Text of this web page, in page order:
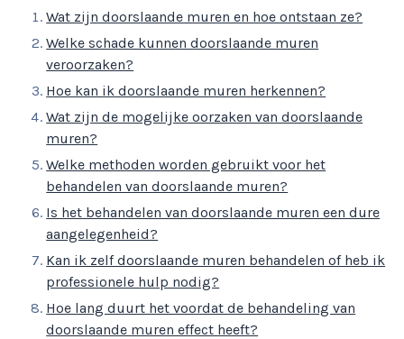
Wat zijn doorslaande muren en hoe ontstaan ze?
Welke schade kunnen doorslaande muren
veroorzaken?
Hoe kan ik doorslaande muren herkennen?
Wat zijn de mogelijke oorzaken van doorslaande
muren?
Welke methoden worden gebruikt voor het
behandelen van doorslaande muren?
Is het behandelen van doorslaande muren een dure
aangelegenheid?
Kan ik zelf doorslaande muren behandelen of heb ik
professionele hulp nodig?
Hoe lang duurt het voordat de behandeling van
doorslaande muren effect heeft?